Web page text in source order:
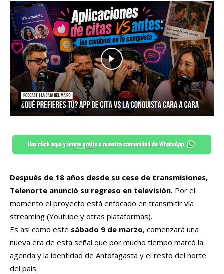
Después de 18 años desde su cese de transmisiones,
Telenorte anunció su regreso en televisión. Por el
momento el proyecto está enfocado en transmitir vía
streaming (Youtube y otras plataformas).
Es así como este sábado 9 de marzo, comenzará una
nueva era de esta señal que por mucho tiempo marcó la
agenda y la identidad de Antofagasta y el resto del norte
del país.